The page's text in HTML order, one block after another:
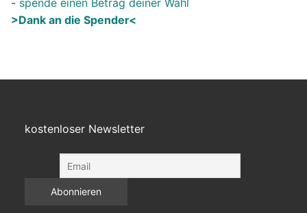
- spende einen Betrag deiner Wahl
>Dank an die Spender<
kostenloser Newsletter